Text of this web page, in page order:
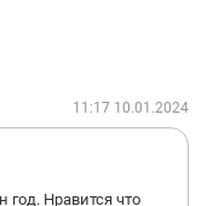
11:17 10.01.2024
Нравится что